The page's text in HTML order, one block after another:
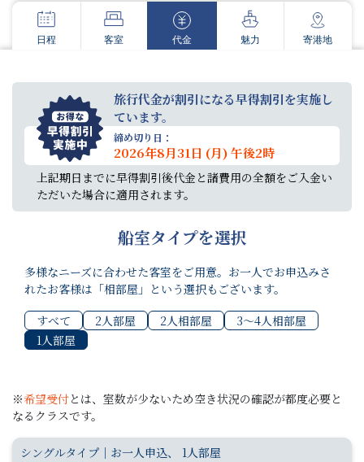
日程 客室 代金 魅力 寄港地
旅行代金が割引になる早得割引を実施し
ています。
締め切り日：
2026年8月31日 (月) 午後2時
上記期日までに早得割引後代金と諸費用の全額をご入金い
ただいた場合に適用されます。
船室タイプを選択
多様なニーズに合わせた客室をご用意。お一人でお申込みさ
れたお客様は「相部屋」という選択もございます。
すべて
2人部屋 2人相部屋
3〜4人相部屋
1人部屋
※希望受付とは、室数が少ないため空き状況の確認が都度必要と
なるクラスです。
シングルタイプ｜お一人申込、 1人部屋